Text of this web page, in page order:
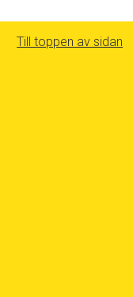
Till toppen av sidan